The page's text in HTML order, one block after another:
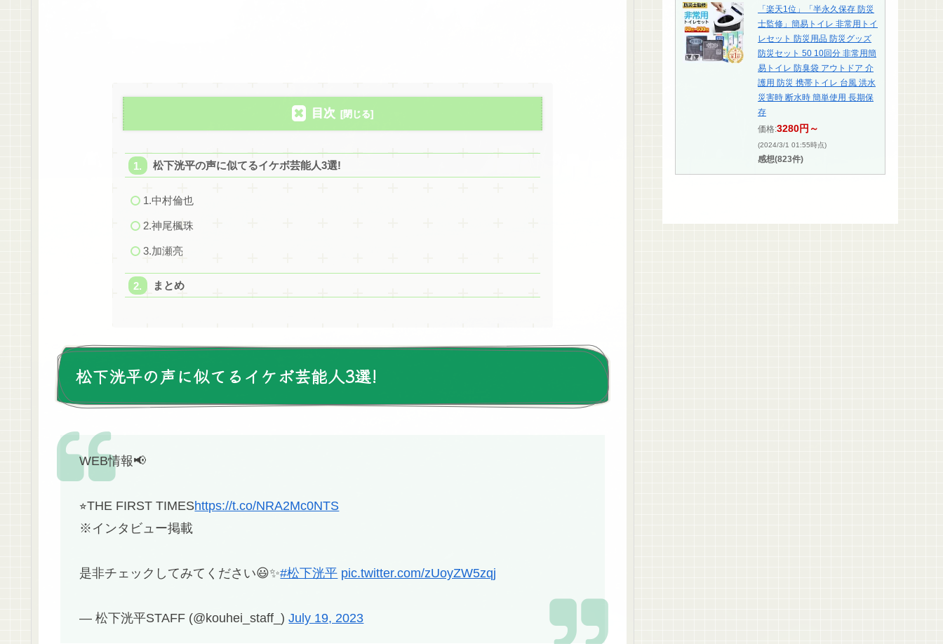
目次
松下洸平の声に似てるイケボ芸能人3選!
1.中村倫也
2.神尾楓珠
3.加瀬亮
まとめ
松下洸平の声に似てるイケボ芸能人3選!
WEB情報📢
⭐︎THE FIRST TIMEShttps://t.co/NRA2Mc0NTS
※インタビュー掲載
是非チェックしてみてください😃✨#松下洸平 pic.twitter.com/zUoyZW5zqj
— 松下洸平STAFF (@kouhei_staff_)July 19, 2023
「楽天1位」「半永久保存 防災
士監修」簡易トイレ 非常用トイ
レセット 防災用品 防災グッズ
防災セット 50 10回分 非常用簡
易トイレ 防臭袋 アウトドア 介
護用 防災 携帯トイレ 台風 洪水
災害時 断水時 簡単使用 長期保
存
価格:3280円～
(2024/3/1 01:55時点)
感想(823件)